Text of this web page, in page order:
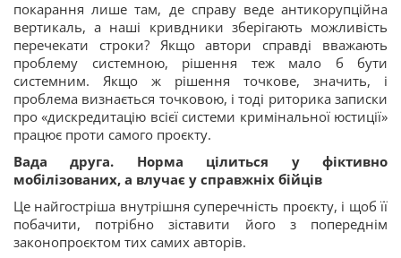
покарання лише там, де справу веде антикорупційна
вертикаль, а наші кривдники зберігають можливість
перечекати строки? Якщо автори справді вважають
проблему системною, рішення теж мало б бути
системним. Якщо ж рішення точкове, значить, і
проблема визнається точковою, і тоді риторика записки
про «дискредитацію всієї системи кримінальної юстиції»
працює проти самого проєкту.
Вада друга. Норма цілиться у фіктивно
мобілізованих, а влучає у справжніх бійців
Це найгостріша внутрішня суперечність проєкту, і щоб її
побачити, потрібно зіставити його з попереднім
законопроєктом тих самих авторів.